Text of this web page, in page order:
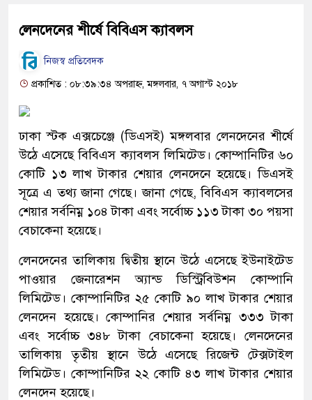
লেনদেনের শীর্ষে বিবিএস ক্যাবলস
নিজস্ব প্রতিবেদক
প্রকাশিত : ০৮:৩৯:৩৪ অপরাহ্ন, মঙ্গলবার, ৭ অগাস্ট ২০১৮
ঢাকা স্টক এক্সচেঞ্জে (ডিএসই) মঙ্গলবার লেনদেনের শীর্ষে
উঠে এসেছে বিবিএস ক্যাবলস লিমিটেড। কোম্পানিটির ৬০
কোটি ১৩ লাখ টাকার শেয়ার লেনদেনে হয়েছে। ডিএসই
সূত্রে এ তথ্য জানা গেছে। জানা গেছে, বিবিএস ক্যাবলসের
শেয়ার সর্বনিম্ন ১০৪ টাকা এবং সর্বোচ্চ ১১৩ টাকা ৩০ পয়সা
বেচাকেনা হয়েছে।
লেনদেনের তালিকায় দ্বিতীয় স্থানে উঠে এসেছে ইউনাইটেড
পাওয়ার জেনারেশন অ্যান্ড ডিস্ট্রিবিউশন কোম্পানি
লিমিটেড। কোম্পানিটির ২৫ কোটি ৯০ লাখ টাকার শেয়ার
লেনদেন হয়েছে। কোম্পানির শেয়ার সর্বনিম্ন ৩৩৩ টাকা
এবং সর্বোচ্চ ৩৪৮ টাকা বেচাকেনা হয়েছে। লেনদেনের
তালিকায় তৃতীয় স্থানে উঠে এসেছে রিজেন্ট টেক্সটাইল
লিমিটেড। কোম্পানিটির ২২ কোটি ৪৩ লাখ টাকার শেয়ার
লেনদেন হয়েছে।